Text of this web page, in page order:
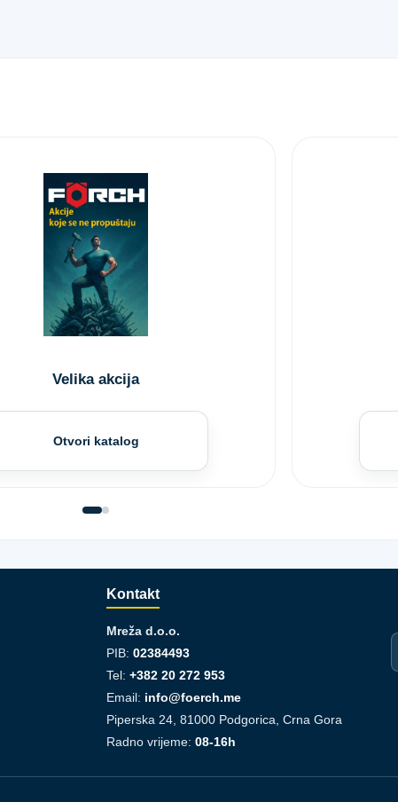
Velika akcija
Otvori katalog
Kontakt
Mreža d.o.o.
PIB: 02384493
Tel: +382 20 272 953
Email: info@foerch.me
Piperska 24, 81000 Podgorica, Crna Gora
Radno vrijeme: 08-16h